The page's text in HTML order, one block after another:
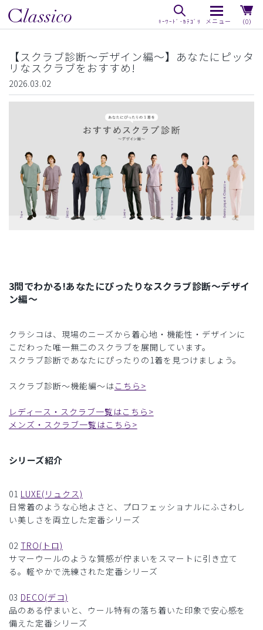
（0）
【スクラブ診断〜デザイン編〜】あなたにピッタ
リなスクラブをおすすめ!
2026.03.02
3問でわかる!あなたにぴったりなスクラブ診断〜デザイ
ン編〜
クラシコは、現場のニーズから着心地・機能性・デザインに
こだわった唯一無二のスクラブを展開しています。
スクラブ診断であなたにぴったりの1着を見つけましょう。
スクラブ診断〜機能編〜はこちら>
レディース・スクラブ一覧はこちら>
メンズ・スクラブ一覧はこちら>
シリーズ紹介
01 LUXE(リュクス)
日常着のような心地よさと、プロフェッショナルにふさわし
い美しさを両立した定番シリーズ
02 TRO(トロ)
サマーウールのような質感が佇まいをスマートに引き立て
る。軽やかで洗練された定番シリーズ
03 DECO(デコ)
品のある佇まいと、ウール特有の落ち着いた印象で安心感を
備えた定番シリーズ